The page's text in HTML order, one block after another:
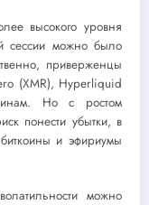
высокого уровня
сессии можно было
приверженцы
(XMR), Hyperliquid
Но с ростом
понести убытки, в
и эфириумы
можно